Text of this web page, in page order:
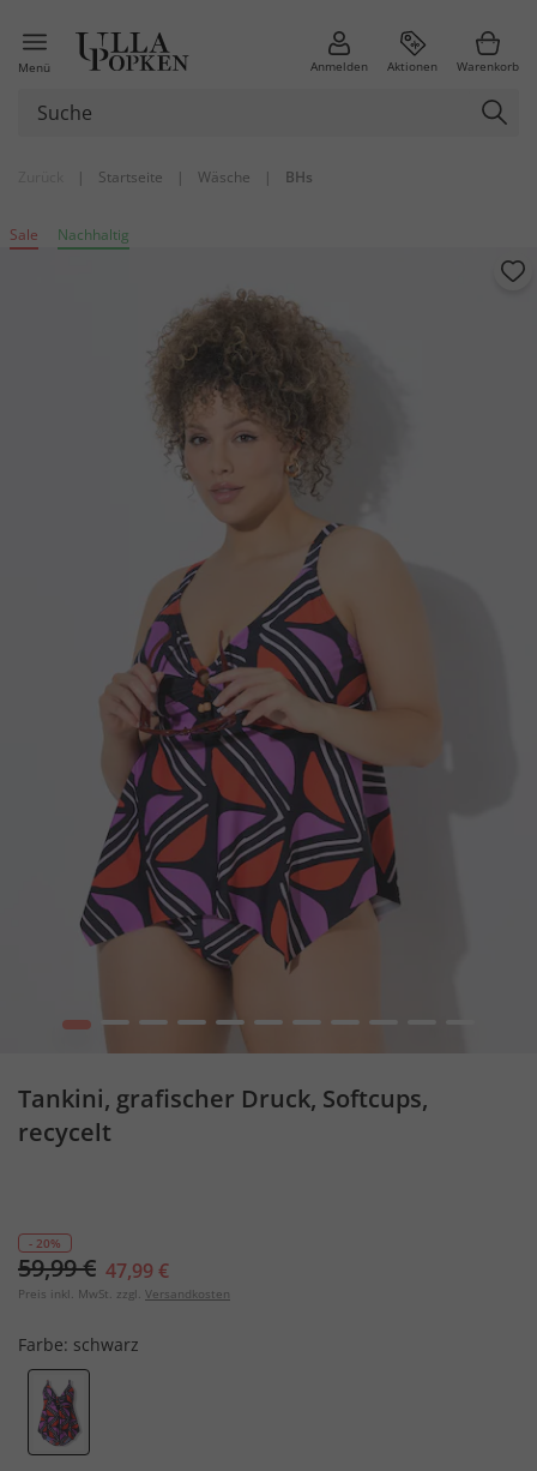
Menü Anmelden Aktionen Warenkorb
| Startseite | Wäsche | BHs
Sale Nachhaltig
1 2 3 4 5 6 7 8 9
Tankini, grafischer Druck, Softcups,
recycelt
- 20%
59,99 € 47,99 €
Preis inkl. MwSt. zzgl. Versandkosten
Farbe: schwarz